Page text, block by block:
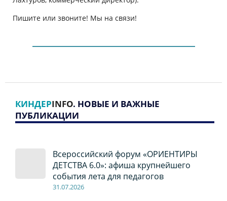
Пишите или звоните! Мы на связи!
КИНДЕРINFO. НОВЫЕ И ВАЖНЫЕ
ПУБЛИКАЦИИ
Всероссийский форум «ОРИЕНТИРЫ
ДЕТСТВА 6.0»: афиша крупнейшего
события лета для педагогов
31.07.2026